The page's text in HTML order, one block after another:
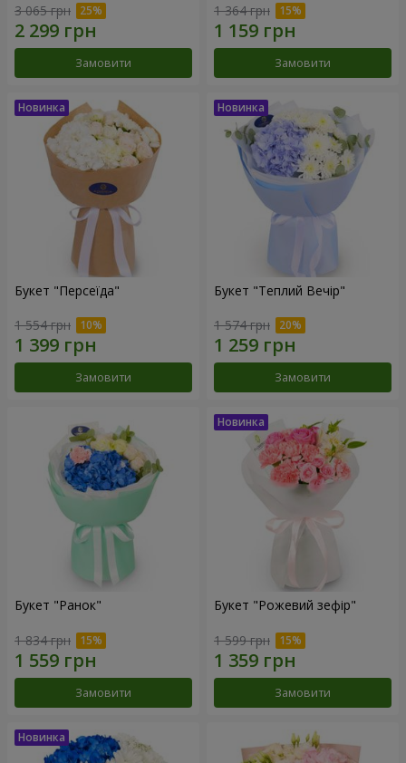
3 065 грн
Замовити
1 364 грн
Замовити
Букет "Персеїда"
1 554 грн
Замовити
Букет "Теплий Вечір"
1 574 грн
Замовити
Букет "Ранок"
1 834 грн
Замовити
Букет "Рожевий зефір"
1 599 грн
Замовити